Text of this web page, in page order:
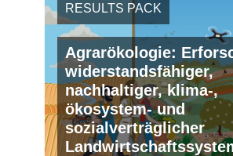
RESULTS PACK
Agrarökologie:
widerstandsfähiger,
nachhaltiger, klima-,
ökosystem- und
sozialverträglicher